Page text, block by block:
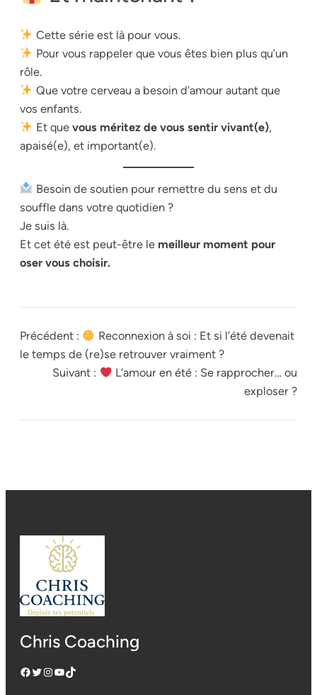
Cette série est là pour vous.
Pour vous rappeler que vous êtes bien plus qu’un
rôle.
Que votre cerveau a besoin d’amour autant que
vos enfants.
Et que vous méritez de vous sentir vivant(e),
apaisé(e), et important(e).
Besoin de soutien pour remettre du sens et du
souffle dans votre quotidien ?
Je suis là.
Et cet été est peut-être le meilleur moment pour
oser vous choisir.
Précédent :
Reconnexion à soi : Et si l’été devenait
le temps de (re)se retrouver vraiment ?
Suivant :
L’amour en été : Se rapprocher… ou
exploser ?
Chris Coaching
Facebook Twitter InstagramYouTube TikTok